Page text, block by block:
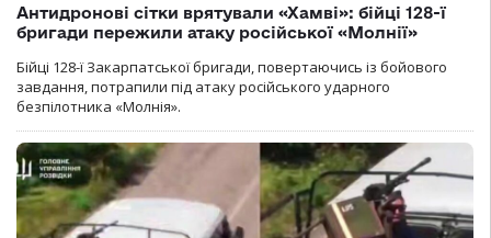
Антидронові сітки врятували «Хамві»: бійці 128-ї
бригади пережили атаку російської «Молнії»
Бійці 128-ї Закарпатської бригади, повертаючись із бойового
завдання, потрапили під атаку російського ударного
безпілотника «Молнія».